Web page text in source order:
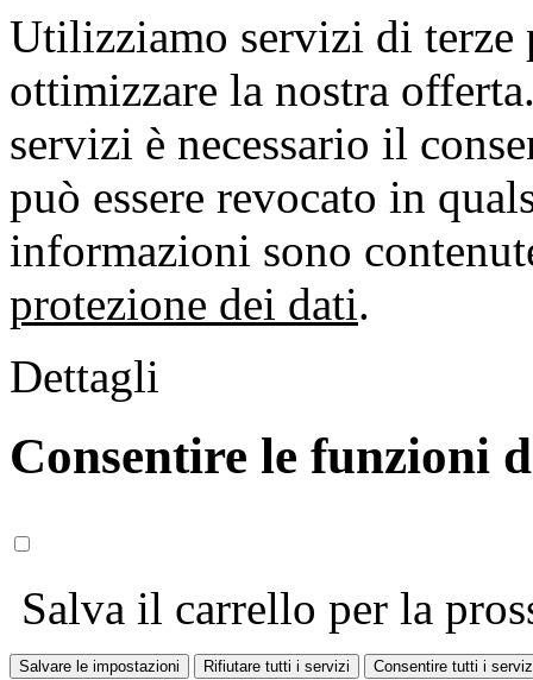
Utilizziamo servizi di terze
ottimizzare la nostra
servizi è necessario il
può essere revocato in
informazioni sono
protezione dei dati.
Dettagli
Consentire le funzioni
Salva il carrello per la
Salvare le impostazioni Rifiutare tutti i servizi Consentire tutti i